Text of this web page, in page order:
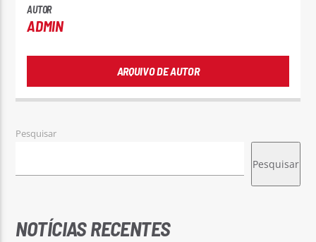
AUTOR
ADMIN
ARQUIVO DE AUTOR
Pesquisar
Pesquisar
NOTÍCIAS RECENTES